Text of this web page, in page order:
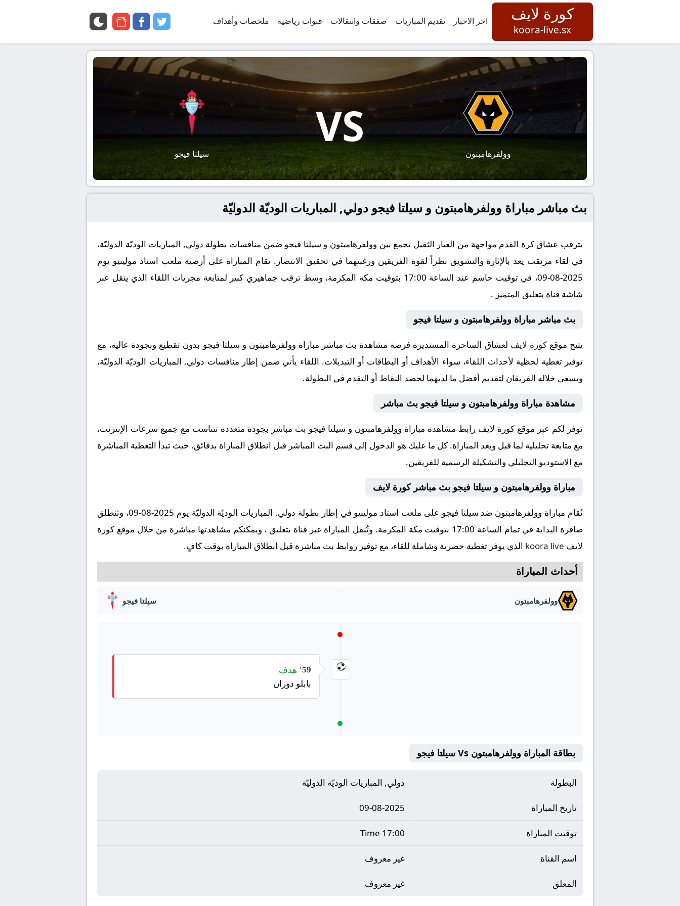
كورة لايف
koora-live.sx
اخر الاخبار تقديم المباريات صفقات وانتقالات قنوات رياضية ملخصات وأهداف twitter
facebook
google
وولفرهامبتون
VS
سيلتا فيجو
بث مباشر مباراة وولفرهامبتون و سيلتا فيجو دولي, المباريات الوديّة الدوليّة
يترقب عشاق كرة القدم مواجهة من العيار الثقيل تجمع بين وولفرهامبتون و سيلتا فيجو ضمن منافسات بطولة دولي, المباريات الوديّة الدوليّة،
في لقاء مرتقب يعد بالإثارة والتشويق نظراً لقوة الفريقين ورغبتهما في تحقيق الانتصار. تقام المباراة على أرضية ملعب استاد مولينيو يوم
2025-08-09، في توقيت حاسم عند الساعة 17:00 بتوقيت مكة المكرمة، وسط ترقب جماهيري كبير لمتابعة مجريات اللقاء الذي ينقل عبر
شاشة قناة بتعليق المتميز .
بث مباشر مباراة وولفرهامبتون و سيلتا فيجو
يتيح موقعكورة لايف لعشاق الساحرة المستديرة فرصة مشاهدة بث مباشر مباراة وولفرهامبتون و سيلتا فيجو بدون تقطيع وبجودة عالية، مع
توفير تغطية لحظية لأحداث اللقاء، سواء الأهداف أو البطاقات أو التبديلات. اللقاء يأتي ضمن إطار منافسات دولي, المباريات الوديّة الدوليّة،
ويسعى خلاله الفريقان لتقديم أفضل ما لديهما لحصد النقاط أو التقدم في البطولة.
مشاهدة مباراة وولفرهامبتون و سيلتا فيجو بث مباشر
نوفر لكم عبر موقع كورة لايف رابط مشاهدة مباراة وولفرهامبتون و سيلتا فيجو بث مباشر بجودة متعددة تتناسب مع جميع سرعات الإنترنت،
مع متابعة تحليلية لما قبل وبعد المباراة. كل ما عليك هو الدخول إلى قسم البث المباشر قبل انطلاق المباراة بدقائق، حيث تبدأ التغطية المباشرة
مع الاستوديو التحليلي والتشكيلة الرسمية للفريقين.
مباراة وولفرهامبتون و سيلتا فيجو بث مباشر كورة لايف
تُقام مباراة وولفرهامبتون ضد سيلتا فيجو على ملعب استاد مولينيو في إطار بطولة دولي, المباريات الوديّة الدوليّة يوم 2025-08-09، وتنطلق
صافرة البداية في تمام الساعة 17:00 بتوقيت مكة المكرمة. وتُنقل المباراة عبر قناة بتعليق ، ويمكنكم مشاهدتها مباشرة من خلال موقع كورة
لايف koora live الذي يوفر تغطية حصرية وشاملة للقاء، مع توفير روابط بث مباشرة قبل انطلاق المباراة بوقت كافٍ.
أحداث المباراة
وولفرهامبتون سيلتا فيجو
59' هدف
بابلو دوران
بطاقة المباراة وولفرهامبتون Vs سيلتا فيجو
البطولة دولي, المباريات الوديّة الدوليّة
تاريخ المباراة 09-08-2025
توقيت المباراة 17:00 Time
اسم القناة غير معروف
المعلق غير معروف